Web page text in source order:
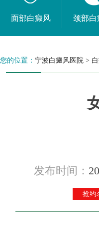
面部白癜风 颈部白
您的位置： 宁波白癜风医院 >
发布时间：
抢约